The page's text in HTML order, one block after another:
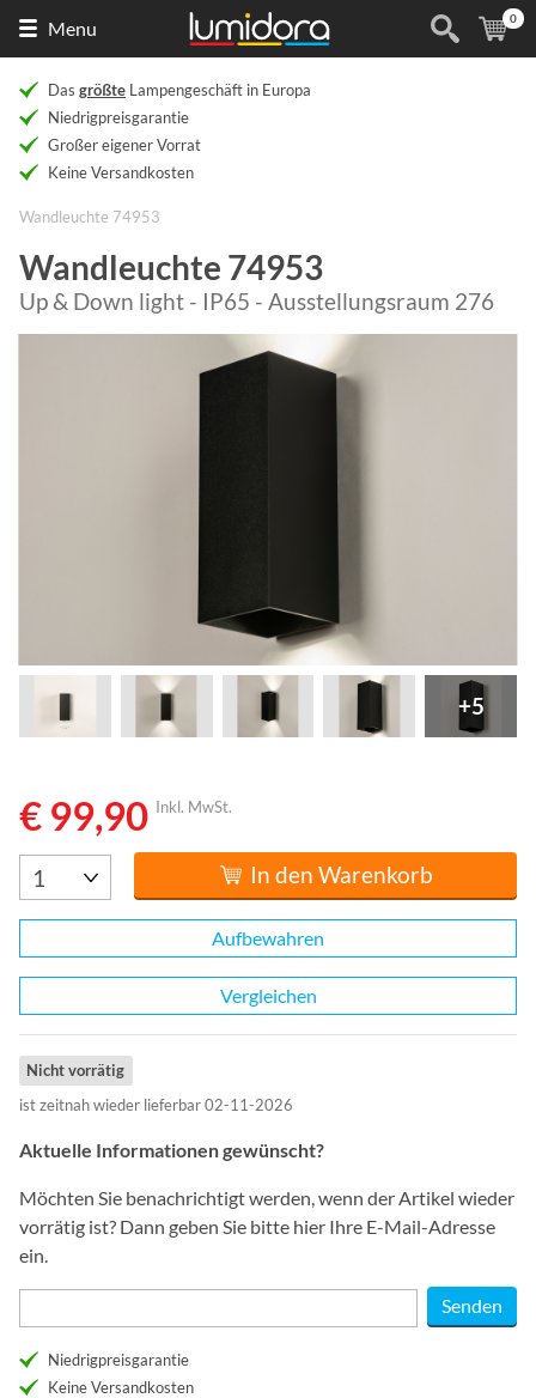
Menu (
0
Das größte Lampengeschäft in Europa
Niedrigpreisgarantie
Großer eigener Vorrat
Keine Versandkosten
Wandleuchte 74953
Wandleuchte 74953
Up & Down light - IP65 - Ausstellungsraum 276
+5
€ 99,90 Inkl. MwSt.
In den Warenkorb
Aufbewahren
Vergleichen
Nicht vorrätig
ist zeitnah wieder lieferbar 02-11-2026
Aktuelle Informationen gewünscht?
Möchten Sie benachrichtigt werden, wenn der Artikel wieder
vorrätig ist? Dann geben Sie bitte hier Ihre E-Mail-Adresse
ein.
Niedrigpreisgarantie
Keine Versandkosten